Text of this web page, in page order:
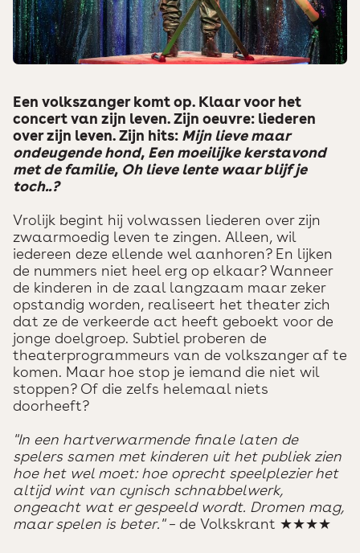
Een volkszanger komt op. Klaar voor het
concert van zijn leven. Zijn oeuvre: liederen
over zijn leven. Zijn hits: Mijn lieve maar
ondeugende hond, Een moeilijke kerstavond
met de familie, Oh lieve lente waar blijf je
toch..?
Vrolijk begint hij volwassen liederen over zijn
zwaarmoedig leven te zingen. Alleen, wil
iedereen deze ellende wel aanhoren? En lijken
de nummers niet heel erg op elkaar? Wanneer
de kinderen in de zaal langzaam maar zeker
opstandig worden, realiseert het theater zich
dat ze de verkeerde act heeft geboekt voor de
jonge doelgroep. Subtiel proberen de
theaterprogrammeurs van de volkszanger af te
komen. Maar hoe stop je iemand die niet wil
stoppen? Of die zelfs helemaal niets
doorheeft?
"In een hartverwarmende finale laten de
spelers samen met kinderen uit het publiek zien
hoe het wel moet: hoe oprecht speelplezier het
altijd wint van cynisch schnabbelwerk,
ongeacht wat er gespeeld wordt. Dromen mag,
maar spelen is beter."– de Volkskrant ★★★★